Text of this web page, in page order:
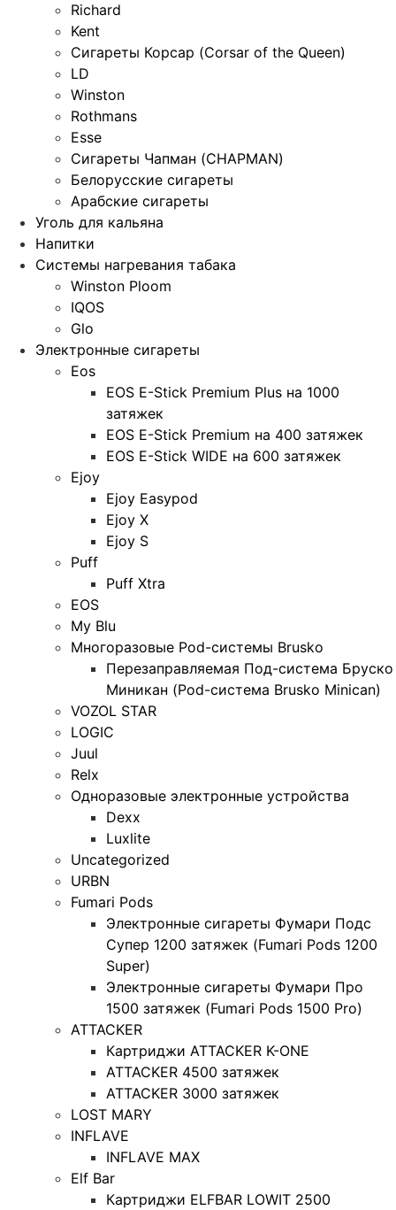
Richard
Kent
Сигареты Корсар (Corsar of the Queen)
LD
Winston
Rothmans
Esse
Сигареты Чапман (CHAPMAN)
Белорусские сигареты
Арабские сигареты
Уголь для кальяна
Напитки
Системы нагревания табака
Winston Ploom
IQOS
Glo
Электронные сигареты
Eos
EOS E-Stick Premium Plus на 1000
затяжек
EOS E-Stick Premium на 400 затяжек
EOS E-Stick WIDE на 600 затяжек
Ejoy
Ejoy Easypod
Ejoy X
Ejoy S
Puff
Puff Xtra
EOS
My Blu
Многоразовые Pod-системы Brusko
Перезаправляемая Под-система Бруско
Миникан (Pod-система Brusko Minican)
VOZOL STAR
LOGIC
Juul
Relx
Одноразовые электронные устройства
Dexx
Luxlite
Uncategorized
URBN
Fumari Pods
Электронные сигареты Фумари Подс
Супер 1200 затяжек (Fumari Pods 1200
Super)
Электронные сигареты Фумари Про
1500 затяжек (Fumari Pods 1500 Pro)
ATTACKER
Картриджи ATTACKER K-ONE
ATTACKER 4500 затяжек
ATTACKER 3000 затяжек
LOST MARY
INFLAVE
INFLAVE MAX
Elf Bar
Картриджи ELFBAR LOWIT 2500